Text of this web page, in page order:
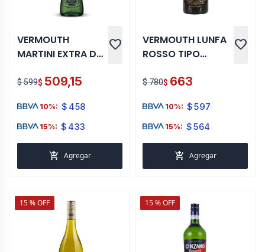
VERMOUTH
MARTINI EXTRA DRY
favorite
$ 599$ 509,15
10%: $ 458
15%: $ 433
add_shopping_cart Agregar
VERMOUTH LUNFA
ROSSO TIPO
favorite
$ 780$ 663
10%: $597
15%: $564
add_shopping_cart Agregar
15 % OFF 15 % OFF